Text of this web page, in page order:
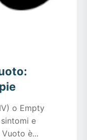
o Empty
e
è...